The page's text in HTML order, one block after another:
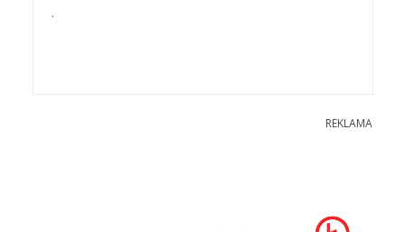
.
REKLAMA